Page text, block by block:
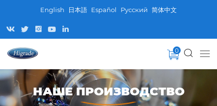
English 日本語 Español Pусский 简体中文
0
НАШЕ ПРОИЗВОДСТВО